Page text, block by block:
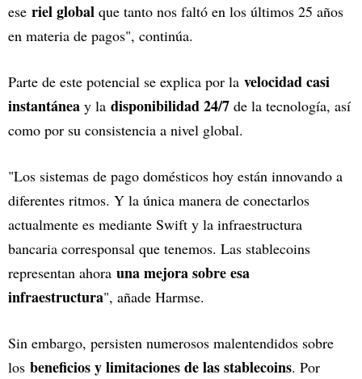
ese riel global que tanto nos faltó en los últimos 25 años
en materia de pagos", continúa.
Parte de este potencial se explica por la velocidad casi
instantánea y la disponibilidad 24/7 de la tecnología, así
como por su consistencia a nivel global.
"Los sistemas de pago domésticos hoy están innovando a
diferentes ritmos. Y la única manera de conectarlos
actualmente es mediante Swift y la infraestructura
bancaria corresponsal que tenemos. Las stablecoins
representan ahora una mejora sobre esa
infraestructura", añade Harmse.
Sin embargo, persisten numerosos malentendidos sobre
los beneficios y limitaciones de las stablecoins. Por